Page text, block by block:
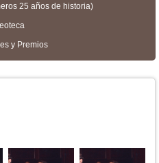
25 años de historia)
y Premios